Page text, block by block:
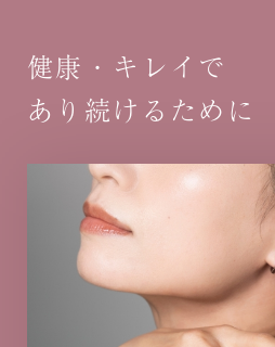
健康・キレイで
あり続けるために